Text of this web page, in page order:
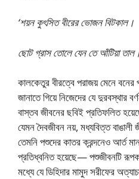
‘শয়ন কুৎসিত বীরের ভোজন বিটকাল।
ছোট গ্রাস তোলে যেন তে আঁটিয়া
কালকেতুর বীরত্বে পরাজয় মেনে বনের
জানাতে গিয়ে নিজেদের যে দুরবস্থার
বাস্তব জীবনের ছবিই প্রতিফলিত
যেমন দৈবজীবন নয়, মধ্যবিত্ত বাঙালী
তেমনি পশুদের কাতর ক্রন্দনেও আর্ত
প্রতিধ্বনিত হয়েছে— পশুজীবনটি
মধ্যে যে ডিহিদার মামুদ সরীফের